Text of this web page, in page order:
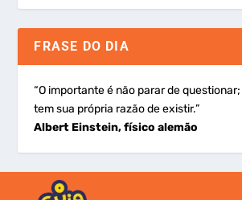
FRASE DO DIA
“O importante é não parar de
tem sua própria razão de existir.”
Albert Einstein, físico alemão